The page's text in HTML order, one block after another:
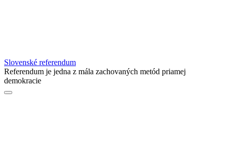
Slovenské referendum
Referendum je jedna z mála zachovaných metód priamej
demokracie